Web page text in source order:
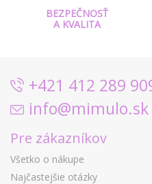
BEZPEČNOSŤ
A KVALITA
+421 412 289
info@mimulo.sk
Pre zákazníkov
Všetko o nákupe
Najčastejšie otázky